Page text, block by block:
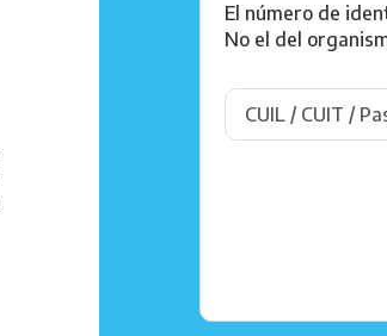
El número de
No el del